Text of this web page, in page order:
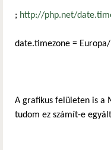
; http://php.net/
date.timezone =
A grafikus felületen is a
tudom ez számít-e